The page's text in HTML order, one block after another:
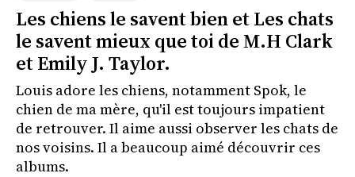
Les chiens le savent bien et Les chats
le savent mieux que toi de M.H Clark
et Emily J. Taylor.
Louis adore les chiens, notamment Spok, le
chien de ma mère, qu'il est toujours impatient
de retrouver. Il aime aussi observer les chats de
nos voisins. Il a beaucoup aimé découvrir ces
albums.